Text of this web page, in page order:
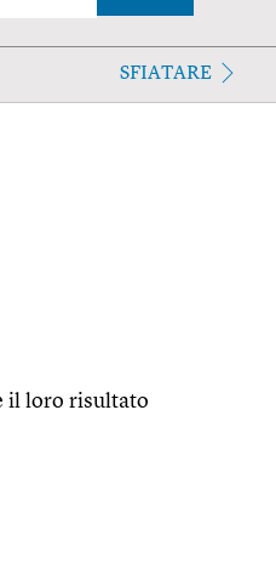
SFIATARE
il loro risultato